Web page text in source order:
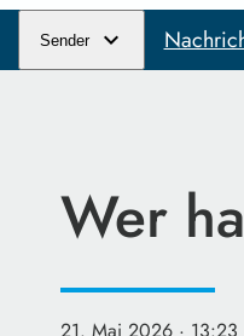
Sender
Wer